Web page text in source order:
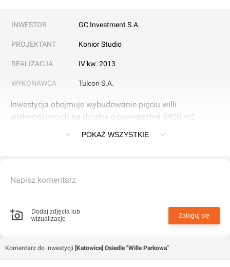
INWESTOR GC Investment S.A.
PROJEKTANT Konior Studio
REALIZACJA IV kw. 2013
WYKONAWCA Tulcon S.A.
Inwestycja obejmuje wybudowanie pięciu willi
wielorodzinnych na działce o powierzchni 5400 m2.
Oprócz tego zostaną wybudowane 64 miejsca postojowe.
POKAŻ WSZYSTKIE
Napisz komentarz
Dodaj zdjęcia lub
wizualizacje
Zaloguj się
Komentarz do inwestycji [Katowice] Osiedle "Wille Parkowa"